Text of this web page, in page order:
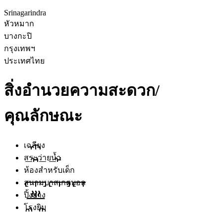
Srinagarindra
หัวหมาก
บางกะปิ
กรุงเทพฯ
ประเทศไทย
สิ่งอำนวยความสะดวก/
คุณลักษณะ
เฉลียง
สระว่ายน้ำ
ห้องสำหรับเด็ก
สนามบาสเกตบอล
ปิ้งย่าง
โรงยิม